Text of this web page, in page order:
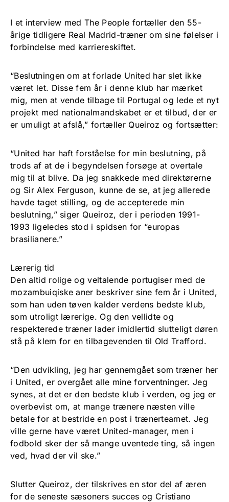
I et interview med The People fortæller den 55-
årige tidligere Real Madrid-træner om sine følelser i
forbindelse med karriereskiftet.
“Beslutningen om at forlade United har slet ikke
været let. Disse fem år i denne klub har mærket
mig, men at vende tilbage til Portugal og lede et nyt
projekt med nationalmandskabet er et tilbud, der er
er umuligt at afslå,” fortæller Queiroz og fortsætter:
“United har haft forståelse for min beslutning, på
trods af at de i begyndelsen forsøge at overtale
mig til at blive. Da jeg snakkede med direktørerne
og Sir Alex Ferguson, kunne de se, at jeg allerede
havde taget stilling, og de accepterede min
beslutning,” siger Queiroz, der i perioden 1991-
1993 ligeledes stod i spidsen for “europas
brasilianere.”
Lærerig tid
Den altid rolige og veltalende portugiser med de
mozambuiqiske aner beskriver sine fem år i United,
som han uden tøven kalder verdens bedste klub,
som utroligt lærerige. Og den vellidte og
respekterede træner lader imidlertid slutteligt døren
stå på klem for en tilbagevenden til Old Trafford.
“Den udvikling, jeg har gennemgået som træner her
i United, er overgået alle mine forventninger. Jeg
synes, at det er den bedste klub i verden, og jeg er
overbevist om, at mange trænere næsten ville
betale for at bestride en post i trænerteamet. Jeg
ville gerne have været United-manager, men i
fodbold sker der så mange uventede ting, så ingen
ved, hvad der vil ske.”
Slutter Queiroz, der tilskrives en stor del af æren
for de seneste sæsoners succes og Cristiano